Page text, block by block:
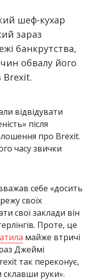
шеф-кухар
зараз
банкрутства,
обвалу його
Brexit.
відвідувати
після
про Brexit.
часу звички
себе «досить
своїх
свої заклади він
Проте, це
майже втричі
Джеймі
так переконує,
склавши руки».